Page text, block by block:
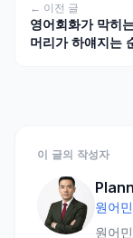
← 이전 글
영어회화가 막히
머리가 하얘지는
이 글의 작성자
원어
원어